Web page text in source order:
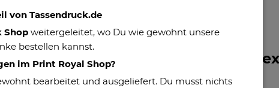
Handtuch mit Spruch - I am
know it - in 2 Größen
von Tassendruck.de
Shop weitergeleitet, wo Du wie gewohnt unsere
bestellen kannst.
im Print Royal Shop?
bearbeitet und ausgeliefert. Du musst nichts